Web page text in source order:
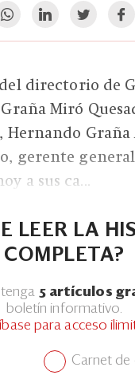
directorio de
Miró
Hernando Graña
gerente
a sus ca...
LEER LA
COMPLETA?
5 artículos
boletín informativo.
para acceso
Carnet de